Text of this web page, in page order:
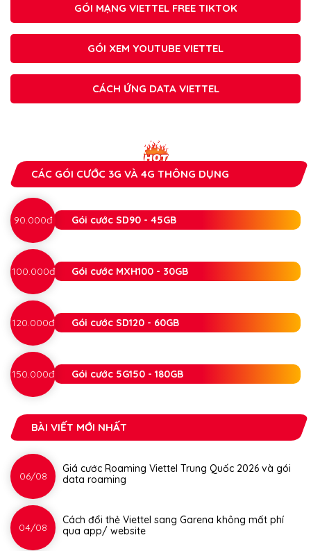
GÓI MẠNG VIETTEL FREE TIKTOK
GÓI XEM YOUTUBE VIETTEL
CÁCH ỨNG DATA VIETTEL
CÁC GÓI CƯỚC 3G VÀ 4G THÔNG DỤNG
90.000đ Gói cước SD90 - 45GB
100.000đ Gói cước MXH100 - 30GB
120.000đ Gói cước SD120 - 60GB
150.000đ Gói cước 5G150 - 180GB
BÀI VIẾT MỚI NHẤT
06/08
Giá cước Roaming Viettel Trung Quốc 2026 và gói
data roaming
04/08
Cách đổi thẻ Viettel sang Garena không mất phí
qua app/ website